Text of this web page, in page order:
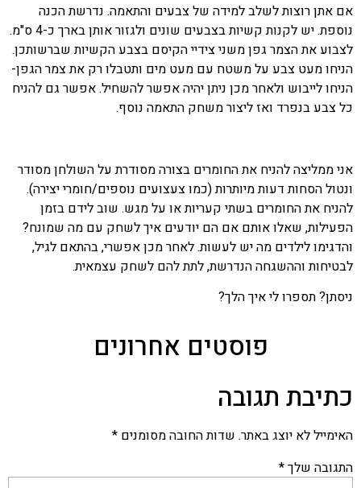
אם אתן רוצות לשלב למידה של צבעים והתאמה. נדרשת הכנה
נוספת. יש לקנות קשיות בצבעים שונים ולגזור אותן בארך כ-4 ס"מ.
לצבוע את הצמר גפן משני צידיי הקיסם בצבע הקשיות שברשותכן.
הניחו מעט צבע על משטח עם מעט מים ותטבלו רק את צמר הגפן-
הניחו לייבוש ולאחר מכן ניתן יהיה אפשר להשחיל. אפשר גם להניח
כל צבע בנפרד ואז ליצור משחק התאמה נוסף.
אני ממליצה להניח את החומרים בצורה מסודרת על השולחן מסודר
ונטול הסחות דעות מיותרות (כמו צעצועים נוספים/חומרי יצירה).
להניח את החומרים בשתי קעריות או על מגש. שוב לידם בזמן
הפעילות, שאלו אותם אם הם יודעים איך לשחק עם מה שמונח?
והדגימו לילדים מה יש לעשות. לאחר מכן אפשרי, בהתאם לגיל,
לבטיחות וההשגחה הנדרשת, לתת להם לשחק עצמאית.
ניסתן? תספרו לי איך הלך?
פוסטים אחרונים
כתיבת תגובה
האימייל לא יוצג באתר. שדות החובה מסומנים *
התגובה שלך*